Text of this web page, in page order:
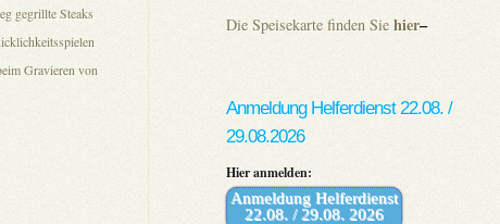
gegrillte Steaks
Gravieren von
Die Speisekarte finden Sie hier–
Anmeldung Helferdienst 22.08. /
29.08.2026
Hier anmelden:
Anmeldung Helferdienst
22.08. / 29.08. 2026